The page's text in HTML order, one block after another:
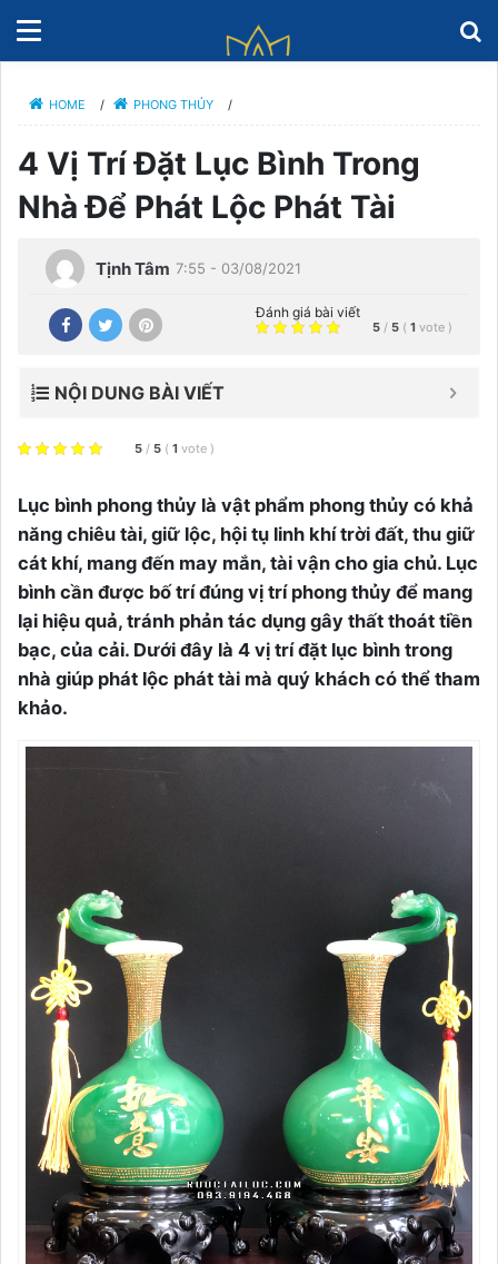
HOME / PHONG THỦY /
4 Vị Trí Đặt Lục Bình Trong
Nhà Để Phát Lộc Phát Tài
Tịnh Tâm 7:55 - 03/08/2021
Đánh giá bài viết
5 / 5 ( 1 vote )
NỘI DUNG BÀI VIẾT
5 / 5 ( 1 vote )
Lục bình phong thủy là vật phẩm phong thủy có khả
năng chiêu tài, giữ lộc, hội tụ linh khí trời đất, thu giữ
cát khí, mang đến may mắn, tài vận cho gia chủ. Lục
bình cần được bố trí đúng vị trí phong thủy để mang
lại hiệu quả, tránh phản tác dụng gây thất thoát tiền
bạc, của cải. Dưới đây là 4 vị trí đặt lục bình trong
nhà giúp phát lộc phát tài mà quý khách có thể tham
khảo.